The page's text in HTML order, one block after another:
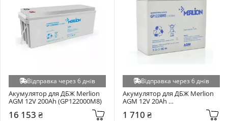
Відправка через 6 днів
Акумулятор для ДБЖ Merlion
AGM 12V 200Ah (GP122000M8)
16 153 ₴
Відправка через 6 днів
Акумулятор для ДБЖ Merlion
AGM 12V 20Ah
1 710 ₴